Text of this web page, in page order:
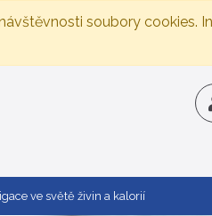
soubory
ve světě živin a kalorií